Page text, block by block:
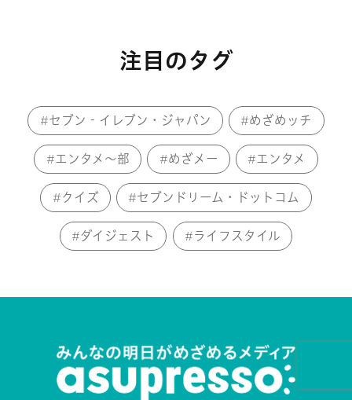
注目のタグ
セブン‐イレブン・ジャパン めざめッチ
エンタメ～部 めざメー エンタメ
クイズ セブンドリーム・ドットコム
ダイジェスト ライフスタイル